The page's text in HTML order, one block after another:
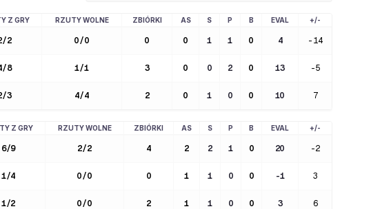
Z GRY RZUTY WOLNE ZBIÓRKI AS S P B EVAL +/-
/2 0/0 0 0 1 1 0 4 -14
/8 1/1 3 0 0 2 0 13 -5
/3 4/4 2 0 1 0 0 10 7
Z GRY RZUTY WOLNE ZBIÓRKI AS S P B EVAL +/-
6/9 2/2 4 2 2 1 0 20 -2
1/4 0/0 0 1 1 0 0 -1 3
1/2 0/0 2 1 1 0 0 3 6